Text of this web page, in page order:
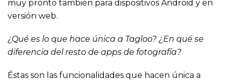
muy pronto también para dispositivos Android y en
versión web.
¿Qué es lo que hace única a Tagloo? ¿En qué se
diferencia del resto de apps de fotografía?
Éstas son las funcionalidades que hacen única a